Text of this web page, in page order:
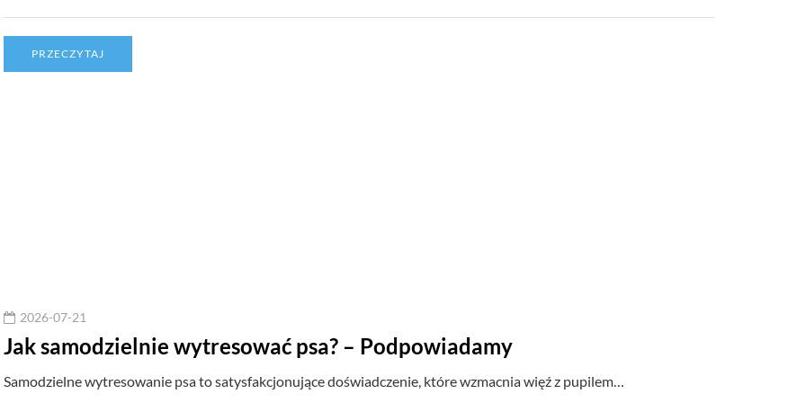
PRZECZYTAJ
2026-07-21
Jak samodzielnie wytresować psa? – Podpowiadamy
Samodzielne wytresowanie psa to satysfakcjonujące doświadczenie, które wzmacnia więź z pupilem…